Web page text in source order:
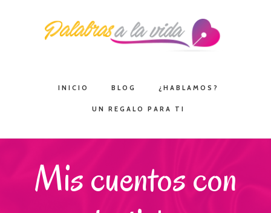
contenido
INICIO BLOG ¿HABLAMOS?
UN REGALO PARA TI
Mis cuentos con